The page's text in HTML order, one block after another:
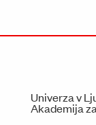
Univerza v
Akademija